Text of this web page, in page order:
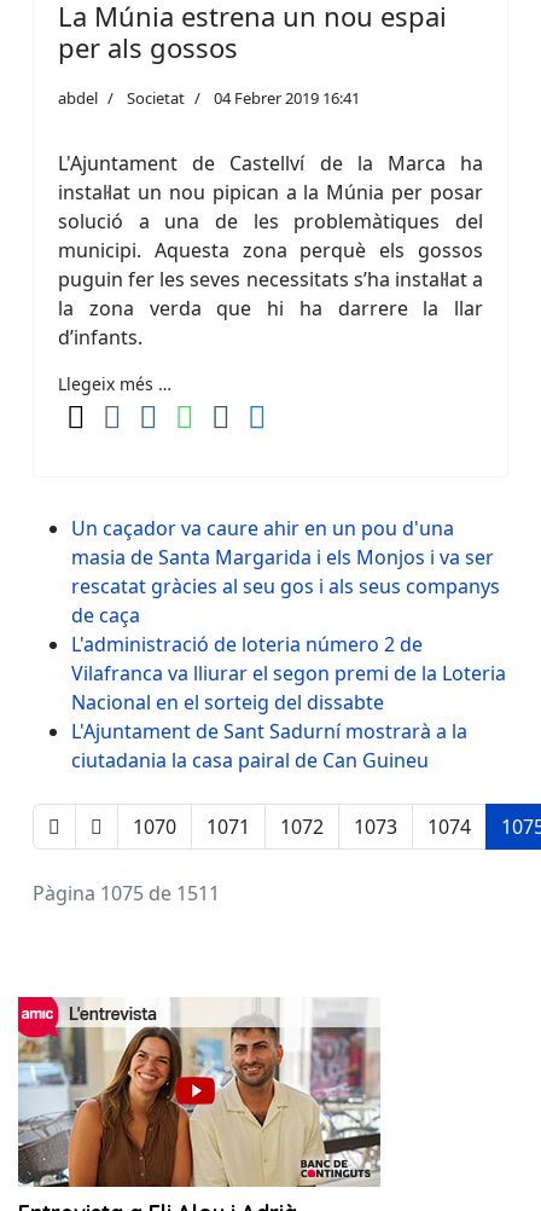
La Múnia estrena un nou espai
per als gossos
abdel Societat 04 Febrer 2019 16:41
L'Ajuntament de Castellví de la Marca ha
instal·lat un nou pipican a la Múnia per posar
solució a una de les problemàtiques del
municipi. Aquesta zona perquè els gossos
puguin fer les seves necessitats s’ha instal·lat a
la zona verda que hi ha darrere la llar
d’infants.
Llegeix més …
Un caçador va caure ahir en un pou d'una
masia de Santa Margarida i els Monjos i va ser
rescatat gràcies al seu gos i als seus companys
de caça
L'administració de loteria número 2 de
Vilafranca va lliurar el segon premi de la Loteria
Nacional en el sorteig del dissabte
L'Ajuntament de Sant Sadurní mostrarà a la
ciutadania la casa pairal de Can Guineu
1070 1071 1072 1073 1074
Pàgina 1075 de 1511